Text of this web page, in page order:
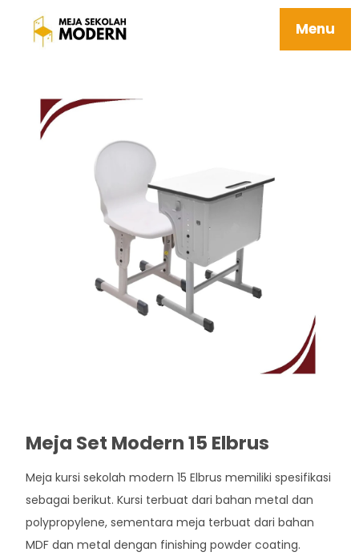
Menu
Meja Sekolah Panjang Tersedia Berbagai
Ukuran Berkualitas 15 Elbrus
Meja Set Modern 15 Elbrus
Meja kursi sekolah modern 15 Elbrus memiliki spesifikasi
sebagai berikut. Kursi terbuat dari bahan metal dan
polypropylene, sementara meja terbuat dari bahan
MDF dan metal dengan finishing powder coating.